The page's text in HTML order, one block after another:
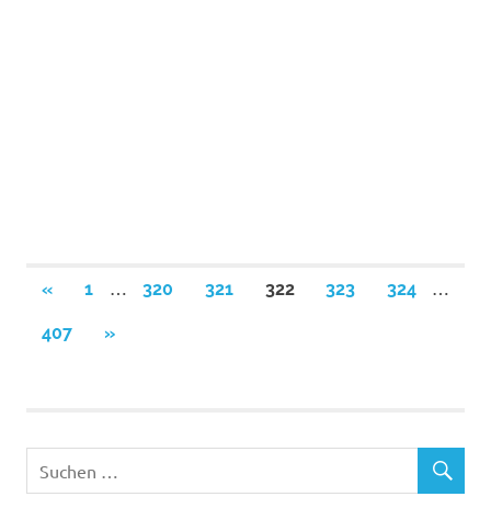
Seitennummerierung
der
«VORHERIGE
1 … 320 321 322 323 324 …
407
NÄCHSTE
»